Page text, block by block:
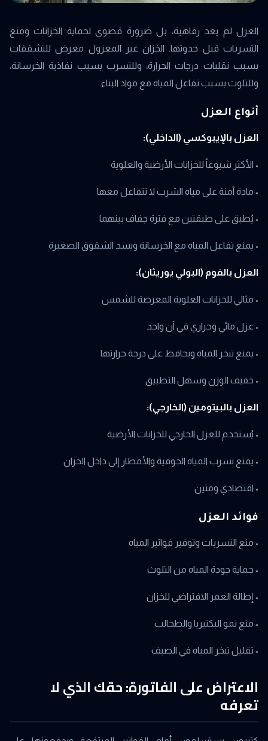
العزل لم يعد رفاهية، بل ضرورة قصوى لحماية الخزانات ومنع
التسربات قبل حدوثها. الخزان غير المعزول معرض للتشققات
بسبب تقلبات درجات الحرارة، وللتسرب بسبب نفاذية الخرسانة،
وللتلوث بسبب تفاعل المياه مع مواد البناء.
أنواع العزل
العزل بالإيبوكسي (الداخلي):
• الأكثر شيوعاً للخزانات الأرضية والعلوية
• مادة آمنة على مياه الشرب لا تتفاعل معها
• يُطبق على طبقتين مع فترة جفاف بينهما
• يمنع تفاعل المياه مع الخرسانة ويسد الشقوق الصغيرة
العزل بالفوم (البولي يوريثان):
• مثالي للخزانات العلوية المعرضة للشمس
• عزل مائي وحراري في آن واحد
• يمنع تبخر المياه ويحافظ على درجة حرارتها
• خفيف الوزن وسهل التطبيق
العزل بالبيتومين (الخارجي):
• يُستخدم للعزل الخارجي للخزانات الأرضية
• يمنع تسرب المياه الجوفية والأمطار إلى داخل الخزان
• اقتصادي ومتين
فوائد العزل
• منع التسربات وتوفير فواتير المياه
• حماية جودة المياه من التلوث
• إطالة العمر الافتراضي للخزان
• منع نمو البكتيريا والطحالب
• تقليل تبخر المياه في الصيف
الاعتراض على الفاتورة: حقك الذي لا
تعرفه